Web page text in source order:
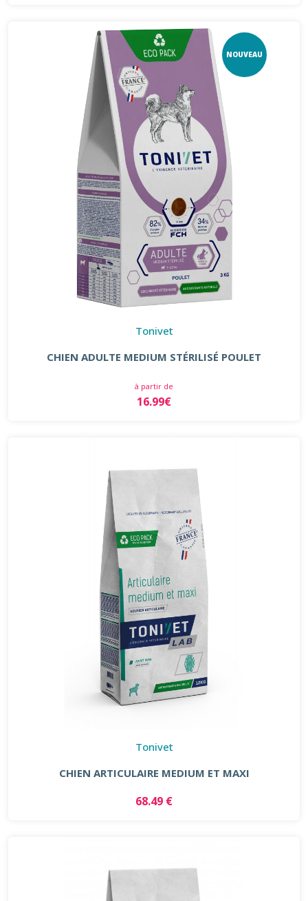
NOUVEAU
Tonivet
CHIEN ADULTE MEDIUM STÉRILISÉ POULET
à partir de
16.99€
Tonivet
CHIEN ARTICULAIRE MEDIUM ET MAXI
68.49 €